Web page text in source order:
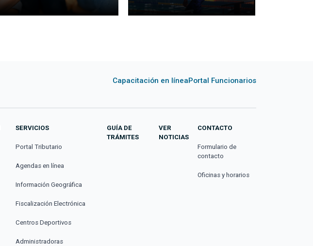
Capacitación en líneaPortal Funcionarios
SERVICIOS
Portal Tributario
Agendas en línea
Información Geográfica
Fiscalización Electrónica
Centros Deportivos
Administradoras
GUÍA DE
TRÁMITES
VER
NOTICIAS
CONTACTO
Formulario de
contacto
Oficinas y horarios